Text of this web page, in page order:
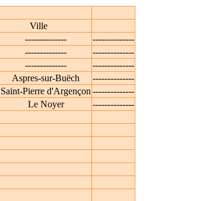
Ville
--------------
--------------
--------------
--------------
--------------
--------------
Aspres-sur-Buëch
--------------
Saint-Pierre d'Argençon --------------
Le Noyer --------------